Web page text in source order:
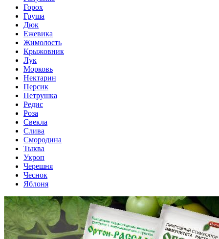
Горох
Груша
Дюк
Ежевика
Жимолость
Крыжовник
Лук
Морковь
Нектарин
Персик
Петрушка
Редис
Роза
Свекла
Слива
Смородина
Тыква
Укроп
Черешня
Чеснок
Яблоня